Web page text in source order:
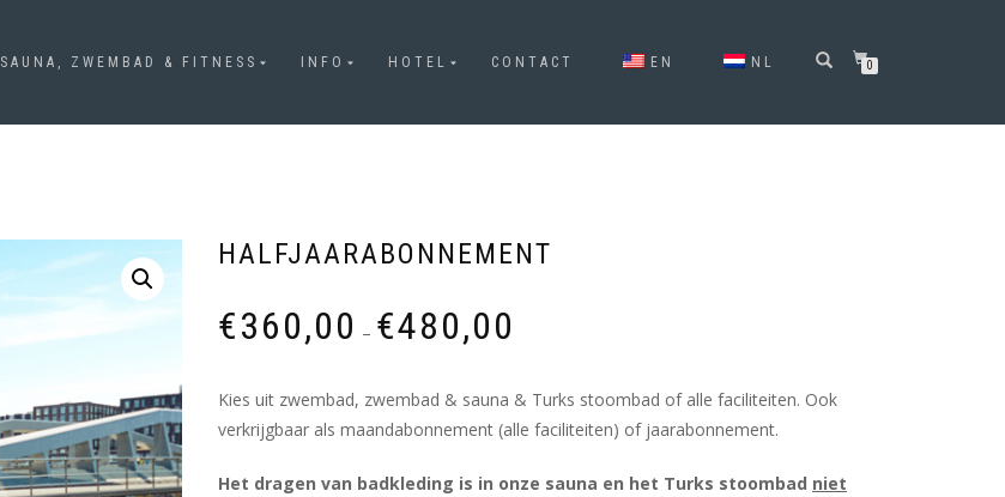
SAUNA, ZWEMBAD & FITNESS INFO HOTEL CONTACT EN NL 0
HALFJAARABONNEMENT
€360,00 – €480,00
Kies uit zwembad, zwembad & sauna & Turks stoombad of alle faciliteiten. Ook
verkrijgbaar als maandabonnement (alle faciliteiten) of jaarabonnement.
Het dragen van badkleding is in onze sauna en het Turks stoombad niet